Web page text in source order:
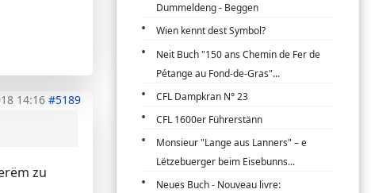
14:16 #5189
zu
Dummeldeng - Beggen
Wien kennt dest Symbol?
Neit Buch "150 ans Chemin de Fer de
Pétange au Fond-de-Gras"...
CFL Dampkran N° 23
CFL 1600er Führerstänn
Monsieur "Lange aus Lanners" – e
Lëtzebuerger beim Eisebunns...
Neues Buch - Nouveau livre: